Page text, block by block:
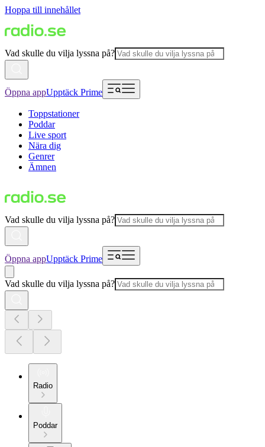
Hoppa till innehållet
Vad skulle du vilja lyssna på?
Öppna appUpptäck Prime
Toppstationer
Poddar
Live sport
Nära dig
Genrer
Ämnen
Vad skulle du vilja lyssna på?
Öppna appUpptäck Prime
Vad skulle du vilja lyssna på?
Radio
Poddar